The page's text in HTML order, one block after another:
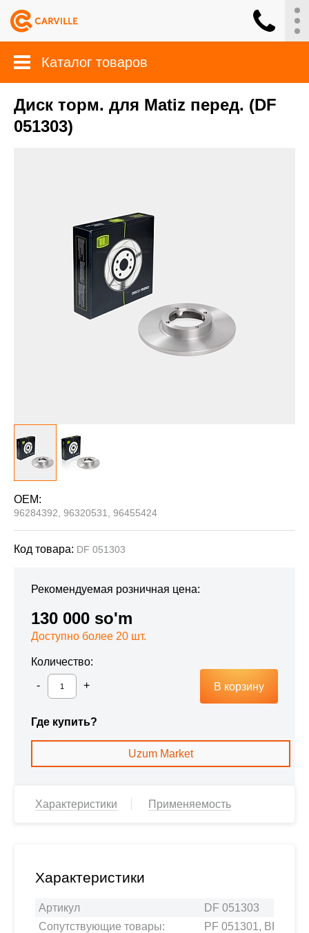
Каталог товаров
Диск торм. для Matiz перед. (DF
051303)
OEM:
96284392, 96320531, 96455424
Код товара: DF 051303
Рекомендуемая розничная цена:
130 000 so'm
Доступно более 20 шт.
Количество:
В корзину
Где купить?
Uzum Market
Характеристики Применяемость
Характеристики
Артикул
DF 051303
Сопутствующие товары:
PF 051301, BF 0578